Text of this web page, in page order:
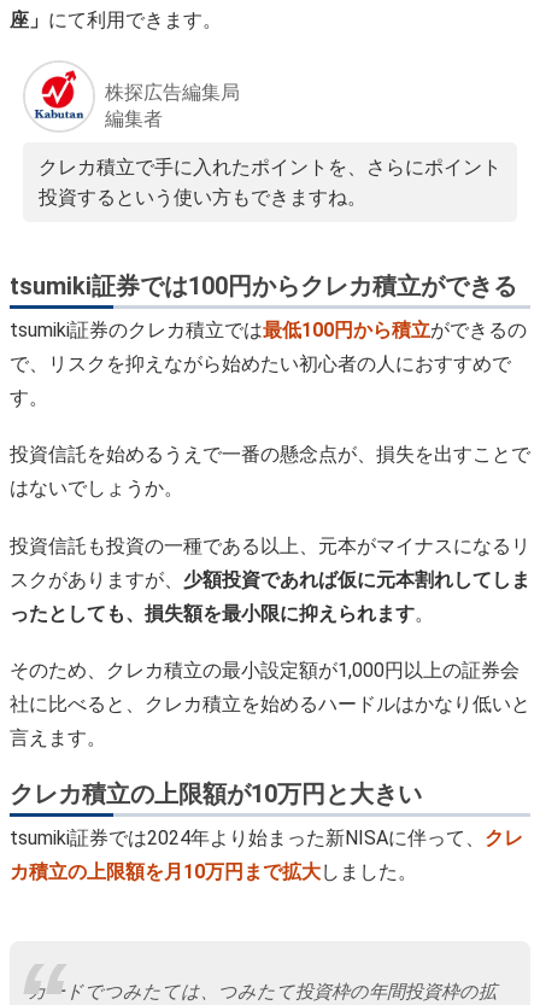
座」 にて利用できます。
株探広告編集局
編集者
クレカ積立で手に入れたポイントを、さらにポイント
投資するという使い方もできますね。
tsumiki証券では100円からクレカ積立ができる
tsumiki証券のクレカ積立では最低100円から積立ができるの
で、リスクを抑えながら始めたい初心者の人におすすめで
す。
投資信託を始めるうえで一番の懸念点が、損失を出すことで
はないでしょうか。
投資信託も投資の一種である以上、元本がマイナスになるリ
スクがありますが、 少額投資であれば仮に元本割れしてしま
ったとしても、損失額を最小限に抑えられます。
そのため、クレカ積立の最小設定額が1,000円以上の証券会
社に比べると、クレカ積立を始めるハードルはかなり低いと
言えます。
クレカ積立の上限額が10万円と大きい
tsumiki証券では2024年より始まった新NISAに伴って、 クレ
カ積立の上限額を月10万円まで拡大しました。
カードでつみたては、つみたて投資枠の年間投資枠の拡